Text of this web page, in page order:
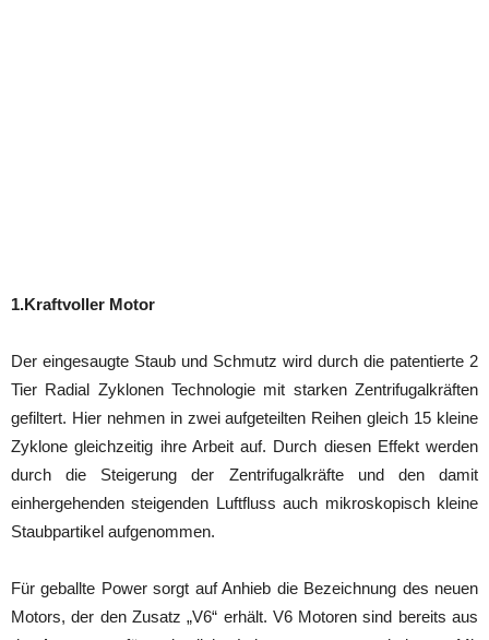
1.Kraftvoller Motor
Der eingesaugte Staub und Schmutz wird durch die patentierte 2
Tier Radial Zyklonen Technologie mit starken Zentrifugalkräften
gefiltert. Hier nehmen in zwei aufgeteilten Reihen gleich 15 kleine
Zyklone gleichzeitig ihre Arbeit auf. Durch diesen Effekt werden
durch die Steigerung der Zentrifugalkräfte und den damit
einhergehenden steigenden Luftfluss auch mikroskopisch kleine
Staubpartikel aufgenommen.
Für geballte Power sorgt auf Anhieb die Bezeichnung des neuen
Motors, der den Zusatz „V6“ erhält. V6 Motoren sind bereits aus